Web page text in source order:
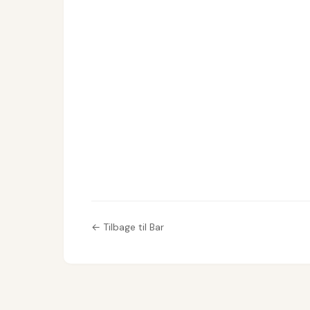
← Tilbage til Bar